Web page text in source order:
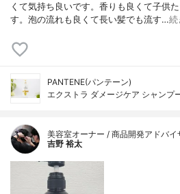
くて気持ち良いです。香りも良くて子供
す。泡の流れも良くて長い髪でも流す…続
PANTENE(パンテーン)
エクストラ ダメージケア シャンプ
美容室オーナー / 商品開発アドバイ
吉野 裕太